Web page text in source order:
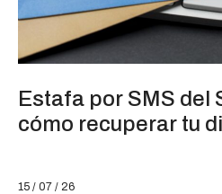
Estafa por SMS del
cómo recuperar tu
15 / 07 / 26